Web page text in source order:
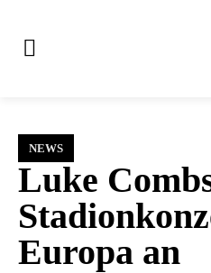
NEWS
Luke
Europa an